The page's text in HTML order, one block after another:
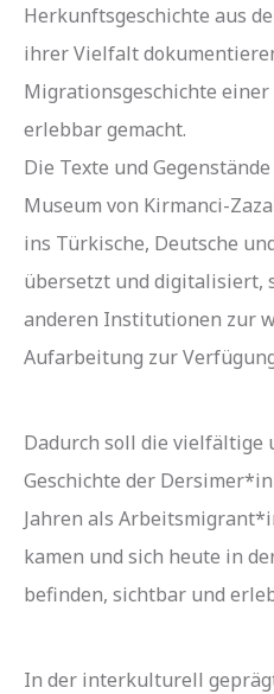
Herkunftsgeschichte aus
ihrer Vielfalt
Migrationsgeschichte
erlebbar gemacht.
Die Texte und
Museum von Kirmanci-
ins Türkische, Deutsche
übersetzt und digitalisiert,
anderen Institutionen zur
Aufarbeitung zur
Dadurch soll die vielfältige
Geschichte der
Jahren als
kamen und sich heute in
befinden, sichtbar und
In der interkulturell